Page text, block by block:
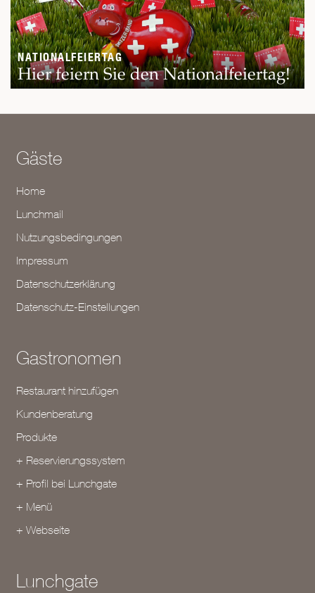
NATIONALFEIERTAG
Hier feiern Sie den Nationalfeiertag!
Gäste
Home
Lunchmail
Nutzungsbedingungen
Impressum
Datenschutzerklärung
Datenschutz-Einstellungen
Gastronomen
Restaurant hinzufügen
Kundenberatung
Produkte
+ Reservierungssystem
+ Profil bei Lunchgate
+ Menü
+ Webseite
Lunchgate